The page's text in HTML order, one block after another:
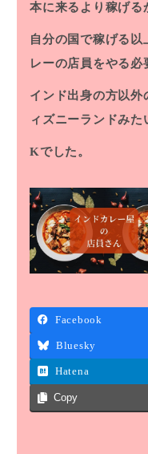
本に来るより稼げる
自分の国で稼げる以
レーの店員をやる必
インド出身の方以外
ィズニーランドみた
Kでした。
Facebook
Bluesky
Hatena
Copy